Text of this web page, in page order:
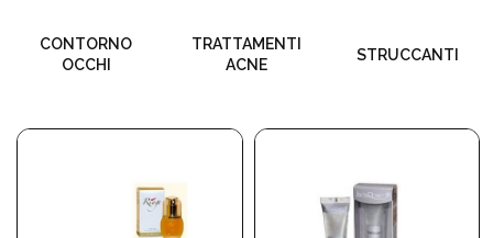
CONTORNO
OCCHI
TRATTAMENTI
ACNE
STRUCCANTI